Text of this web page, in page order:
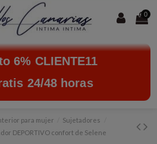
0
6% CLIENTE11
24/48 horas
para mujer
Sujetadores
DEPORTIVO confort de Selene